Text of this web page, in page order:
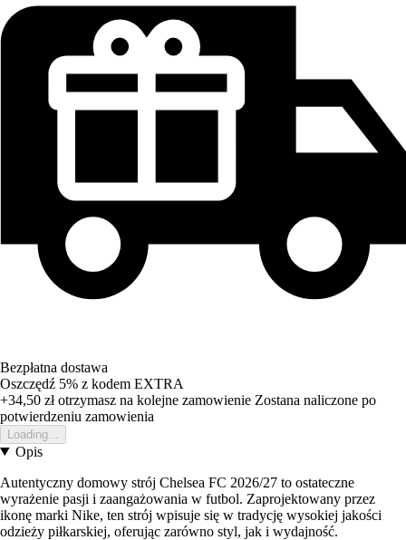
Bezpłatna dostawa
Oszczędź 5% z kodem EXTRA
+34,50 złotrzymasz na kolejne zamowienie Zostana naliczone po
potwierdzeniu zamowienia
Loading...
Opis
Autentyczny domowy strój Chelsea FC 2026/27 to ostateczne
wyrażenie pasji i zaangażowania w futbol. Zaprojektowany przez
ikonę marki Nike, ten strój wpisuje się w tradycję wysokiej jakości
odzieży piłkarskiej, oferując zarówno styl, jak i wydajność.